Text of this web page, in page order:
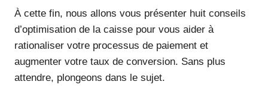
À cette fin, nous allons vous présenter huit conseils
d’optimisation de la caisse pour vous aider à
rationaliser votre processus de paiement et
augmenter votre taux de conversion. Sans plus
attendre, plongeons dans le sujet.